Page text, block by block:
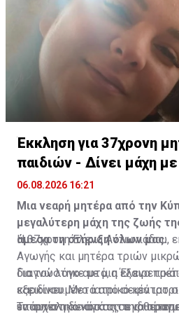
πολιτιστική κληρονομιά της
Έκκληση για 37χρονη
παιδιών - Δίνει μάχη
καρκίνου
06.08.2026 16:21
Μια νεαρή μητέρα από την
μεγαλύτερη μάχη της ζωής
άμεσα τη στήριξη όλων μας.
Η 37χρονη Έλενα Αντωνιάδου,
Αγωγής και μητέρα τριών
διαγνώστηκε με μια
καρκίνου. Μετά από σειρά
εντοπίστηκε όγκος σε
Για τον λόγο αυτό, η Έλενα
εξειδικευμένο ιατρικό κέντρο
υπάρχει η δυνατότητα να
Το συνολικό κόστος της